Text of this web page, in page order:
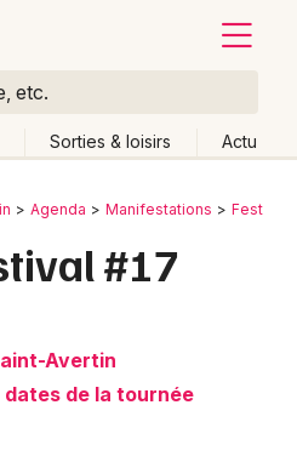
etc.
Sorties & loisirs Actu
Agenda Manifestations Festival
#17
Avertin
de la tournée
de lieu
week-end